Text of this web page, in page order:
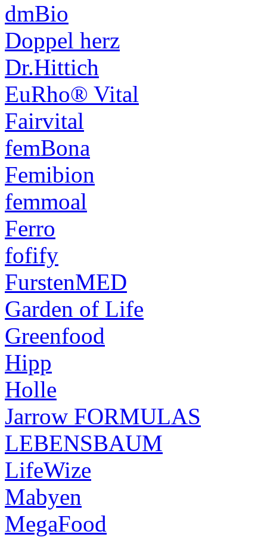
dmBio
Doppel herz
Dr.Hittich
EuRho® Vital
Fairvital
femBona
Femibion
femmoal
Ferro
fofify
FurstenMED
Garden of Life
Greenfood
Hipp
Holle
Jarrow FORMULAS
LEBENSBAUM
LifeWize
Mabyen
MegaFood